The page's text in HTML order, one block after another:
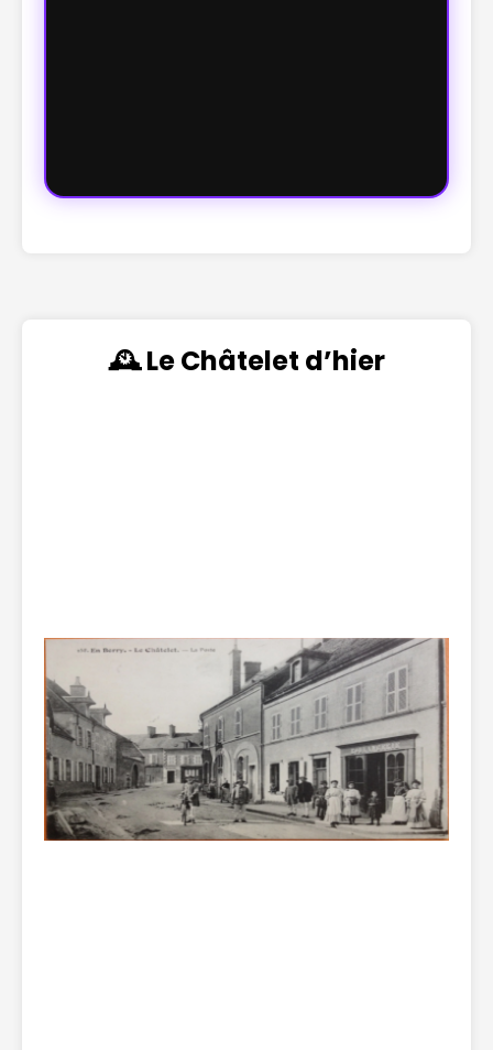
🕰️ Le Châtelet d’hier